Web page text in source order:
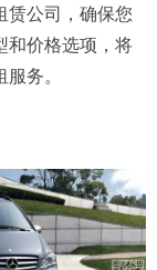
赁公司，确保您
和价格选项，将
务。